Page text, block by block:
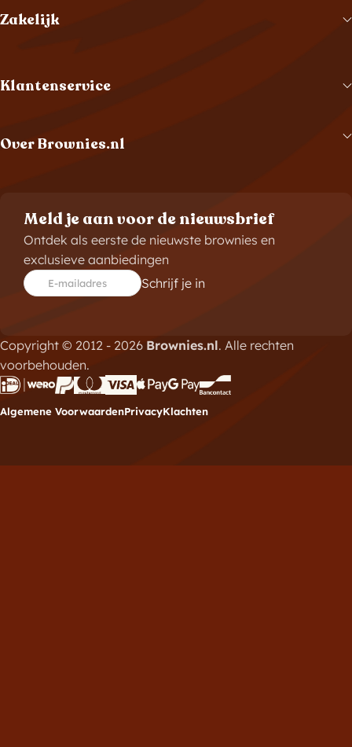
Zakelijk
Klantenservice
Over Brownies.nl
Meld je aan voor de nieuwsbrief
Ontdek als eerste de nieuwste brownies en
exclusieve aanbiedingen
E-mailadres Schrijf je in
Copyright © 2012 - 2026 Brownies.nl. Alle rechten
voorbehouden.
Algemene VoorwaardenPrivacyKlachten